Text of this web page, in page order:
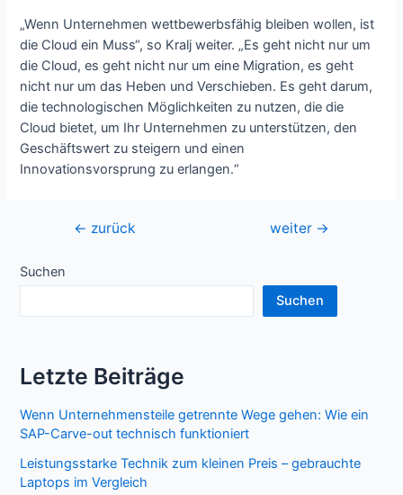
„Wenn Unternehmen wettbewerbsfähig bleiben wollen, ist
die Cloud ein Muss“, so Kralj weiter. „Es geht nicht nur um
die Cloud, es geht nicht nur um eine Migration, es geht
nicht nur um das Heben und Verschieben. Es geht darum,
die technologischen Möglichkeiten zu nutzen, die die
Cloud bietet, um Ihr Unternehmen zu unterstützen, den
Geschäftswert zu steigern und einen
Innovationsvorsprung zu erlangen.“
Beitragsnavigation
← zurück weiter →
Suchen
Suchen
Letzte Beiträge
Wenn Unternehmensteile getrennte Wege gehen: Wie ein
SAP-Carve-out technisch funktioniert
Leistungsstarke Technik zum kleinen Preis – gebrauchte
Laptops im Vergleich